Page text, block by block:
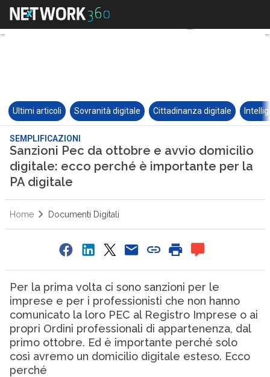
Ultimi articoli Sovranità digitale Cittadinanza digitale
SEMPLIFICAZIONI
Sanzioni Pec da ottobre e avvio domicilio
digitale: ecco perché è importante per la
PA digitale
Home Documenti Digitali
Per la prima volta ci sono sanzioni per le
imprese e per i professionisti che non hanno
comunicato la loro PEC al Registro Imprese o ai
propri Ordini professionali di appartenenza, dal
primo ottobre. Ed è importante perché solo
così avremo un domicilio digitale esteso. Ecco
perché